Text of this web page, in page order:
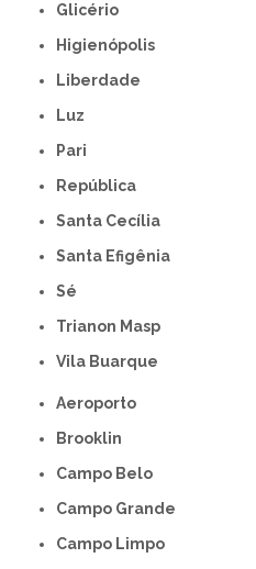
Glicério
Higienópolis
Liberdade
Luz
Pari
República
Santa Cecília
Santa Efigênia
Sé
Trianon Masp
Vila Buarque
Aeroporto
Brooklin
Campo Belo
Campo Grande
Campo Limpo